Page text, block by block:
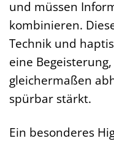
und müssen
kombinieren.
Technik und
eine
gleichermaßen
spürbar stärkt.
Ein besonderes